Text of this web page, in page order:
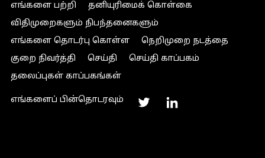
எங்களை பற்றி
தனியுரிமைக் கொள்கை
விதிமுறைகளும் நிபந்தனைகளும்
எங்களை தொடர்பு கொள்ள
நெறிமுறை நடத்தை
குறை நிவர்த்தி
செய்தி
செய்தி காப்பகம்
தலைப்புகள் காப்பகங்கள்
எங்களைப் பின்தொடரவும்